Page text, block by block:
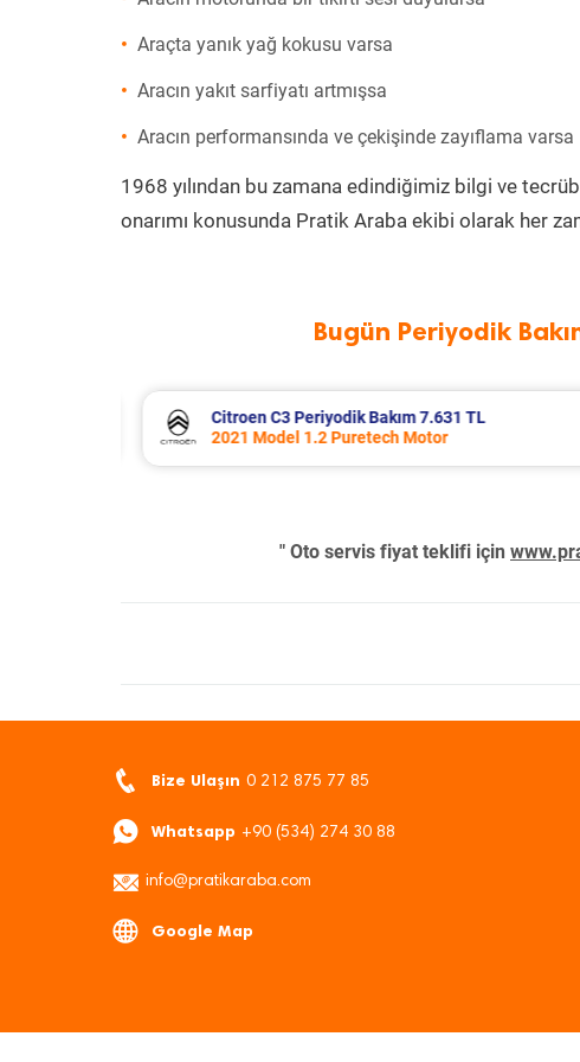
Araçta yanık yağ kokusu varsa
Aracın yakıt sarfiyatı artmışsa
Aracın performansında ve çekişinde zayıflama varsa
1968 yılından bu zamana edindiğimiz bilgi ve
onarımı konusunda Pratik Araba ekibi olarak her
Bugün Periyodik
Citroen C4 X Periyodik Bakım 7.770 TL
2023 Model 1.2 Puretech Motor
" Oto servis fiyat teklifi için
Bize Ulaşın 0 212 875 77 85
Whatsapp +90 (534) 274 30 88
info@pratikaraba.com
Google Map